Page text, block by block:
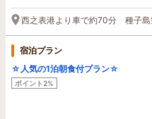
西之表港より車で約70分 種子
宿泊プラン
☆人気の1泊朝食付プラン☆
ポイント2%